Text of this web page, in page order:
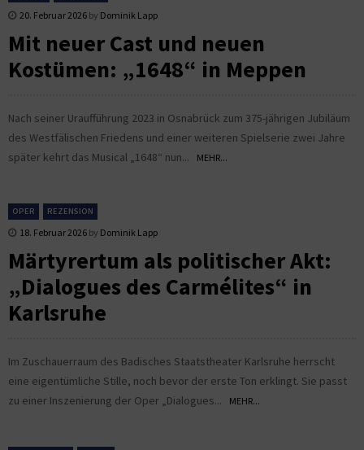
20. Februar 2026 by Dominik Lapp
Mit neuer Cast und neuen
Kostümen: „1648“ in Meppen
Nach seiner Uraufführung 2023 in Osnabrück zum 375-jährigen Jubiläum
des Westfälischen Friedens und einer weiteren Spielserie zwei Jahre
später kehrt das Musical „1648“ nun...
MEHR...
OPER REZENSION
18. Februar 2026 by Dominik Lapp
Märtyrertum als politischer Akt:
„Dialogues des Carmélites“ in
Karlsruhe
Im Zuschauerraum des Badisches Staatstheater Karlsruhe herrscht
eine eigentümliche Stille, noch bevor der erste Ton erklingt. Sie passt
zu einer Inszenierung der Oper „Dialogues...
MEHR...